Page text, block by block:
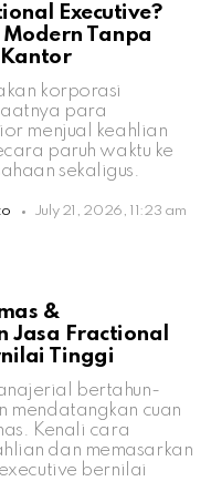
Executive?
Tanpa
korporasi
para
menjual keahlian
paruh waktu ke
sekaligus.
July 21, 2026, 11:23 am
&
Jasa Fractional
Tinggi
bertahun-
mendatangkan cuan
Kenali cara
dan memasarkan
bernilai